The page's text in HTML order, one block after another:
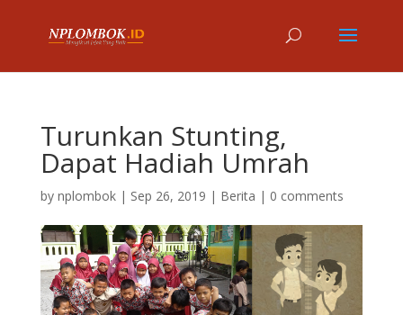
Turunkan Stunting,
Dapat Hadiah Umrah
by nplombok| Sep 26, 2019 | Berita | 0 comments